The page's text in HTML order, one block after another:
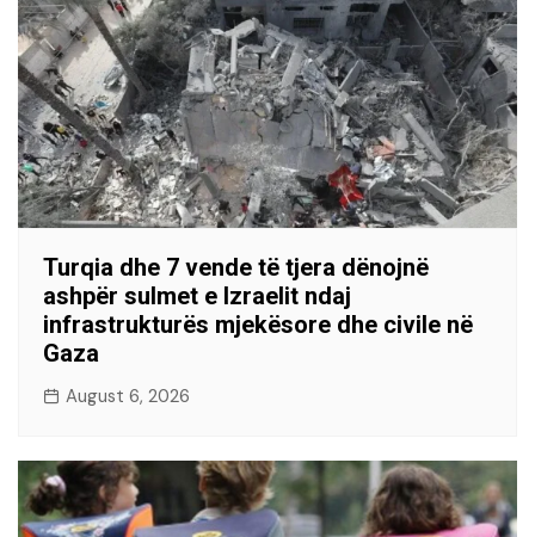
Turqia dhe 7 vende të tjera dënojnë
ashpër sulmet e Izraelit ndaj
infrastrukturës mjekësore dhe civile në
Gaza
August 6, 2026